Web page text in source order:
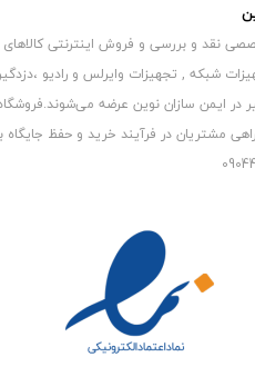
نقد و بررسی و فروش اینترنتی
شبکه , تجهیزات وایرلس و رادیو
سازان نوین عرضه می‏‏‏‌شوند.فروشگاه
مشتریان در فرآیند خرید و حفظ